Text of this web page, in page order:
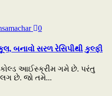
0
બનાવો સરળ રેસિપીથી કુલ્ફી
આઈસ્ક્રીમ ગમે છે. પરંતુ
છે. જો તમે...